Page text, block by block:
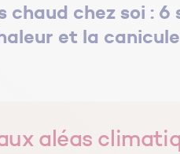
chez soi : 6
et la canicule
aléas